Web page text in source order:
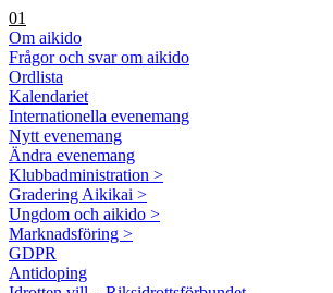
01
Om aikido
Frågor och svar om aikido
Ordlista
Kalendariet
Internationella evenemang
Nytt evenemang
Ändra evenemang
Klubbadministration >
Gradering Aikikai >
Ungdom och aikido >
Marknadsföring >
GDPR
Antidoping